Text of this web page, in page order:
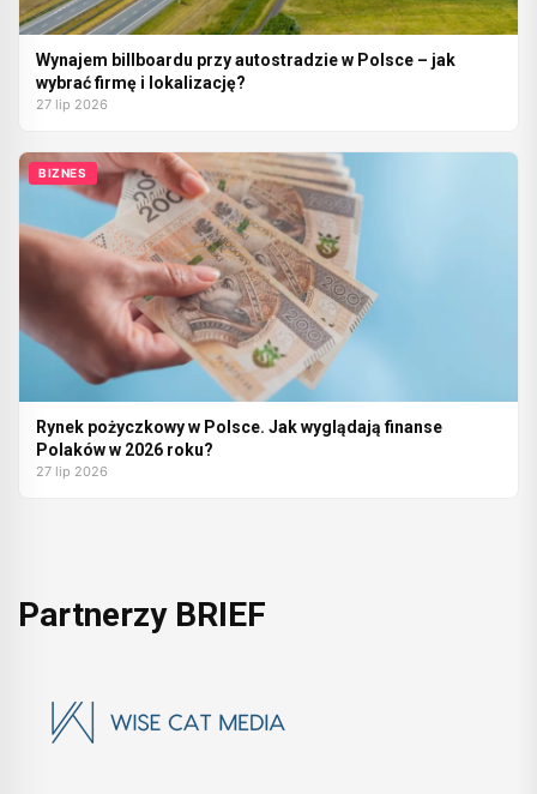
Wynajem billboardu przy autostradzie w Polsce – jak
wybrać firmę i lokalizację?
27 lip 2026
BIZNES
Rynek pożyczkowy w Polsce. Jak wyglądają finanse
Polaków w 2026 roku?
27 lip 2026
Partnerzy BRIEF